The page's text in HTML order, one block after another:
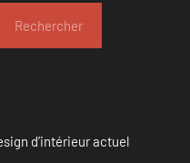
Rechercher
d’intérieur actuel